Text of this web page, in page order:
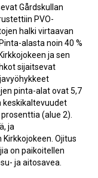
Gårdskullan
PVO-
halki virtaavan
Pinta-alasta noin 40 %
ja sen
sijaitsevat
pinta-alat ovat 5,7
keskikaltevuudet
(alue 2).
ja
Ojitus
on paikoitellen
ja aitosavea.